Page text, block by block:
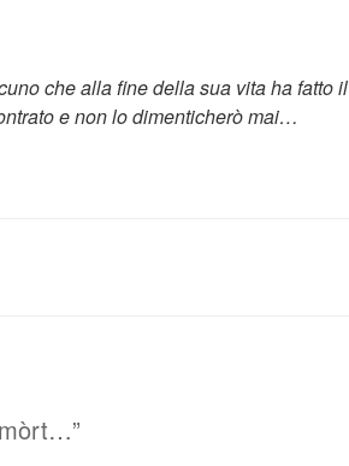
che alla fine della sua vita ha fatto il
e non lo dimenticherò mai…